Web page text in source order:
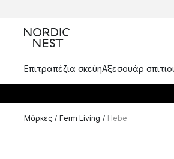
Επιτραπέζια σκεύηΑξεσουάρ
Μάρκες / Ferm Living / Hebe